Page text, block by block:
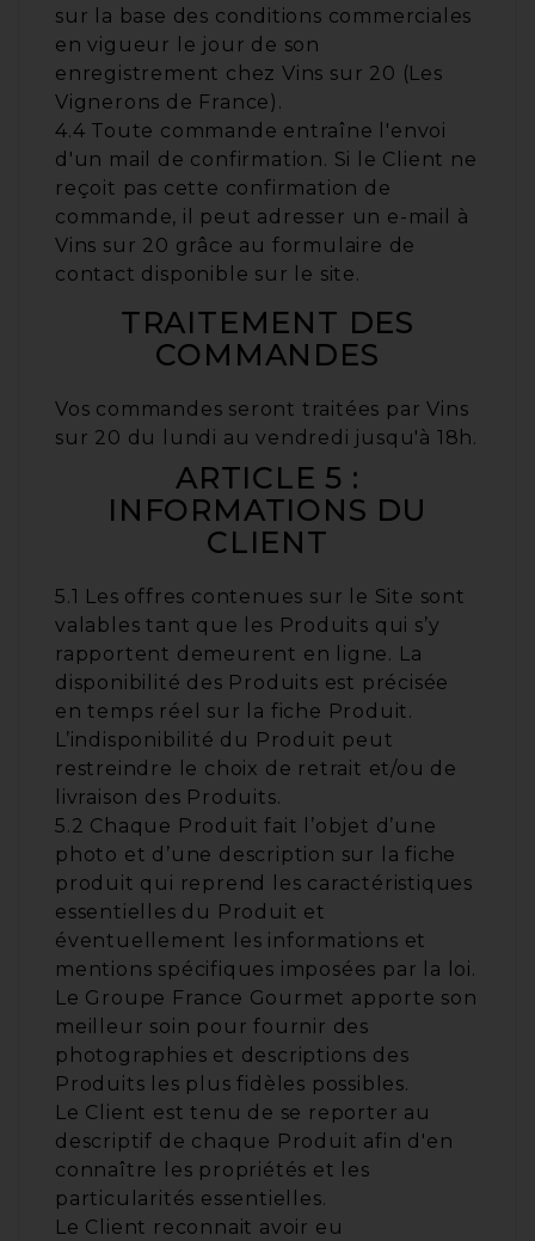
sur la base des conditions commerciales
en vigueur le jour de son
enregistrement chez Vins sur 20 (Les
Vignerons de France).
4.4 Toute commande entraîne l'envoi
d'un mail de confirmation. Si le Client ne
reçoit pas cette confirmation de
commande, il peut adresser un e-mail à
Vins sur 20 grâce au formulaire de
contact disponible sur le site.
TRAITEMENT DES
COMMANDES
Vos commandes seront traitées par Vins
sur 20 du lundi au vendredi jusqu'à 18h.
ARTICLE 5 :
INFORMATIONS DU
CLIENT
5.1 Les offres contenues sur le Site sont
valables tant que les Produits qui s’y
rapportent demeurent en ligne. La
disponibilité des Produits est précisée
en temps réel sur la fiche Produit.
L’indisponibilité du Produit peut
restreindre le choix de retrait et/ou de
livraison des Produits.
5.2 Chaque Produit fait l’objet d’une
photo et d’une description sur la fiche
produit qui reprend les caractéristiques
essentielles du Produit et
éventuellement les informations et
mentions spécifiques imposées par la loi.
Le Groupe France Gourmet apporte son
meilleur soin pour fournir des
photographies et descriptions des
Produits les plus fidèles possibles.
Le Client est tenu de se reporter au
descriptif de chaque Produit afin d'en
connaître les propriétés et les
particularités essentielles.
Le Client reconnait avoir eu